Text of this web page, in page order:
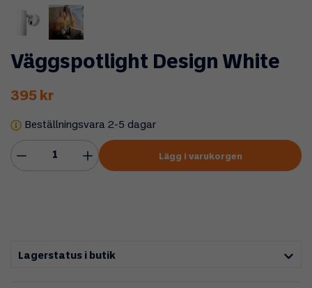
Väggspotlight Design White
395 kr
Beställningsvara 2-5 dagar
Lägg i varukorgen
Lagerstatus i butik